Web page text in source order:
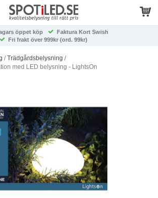
öppet köp
Faktura Kort Swish
Fri frakt över 999kr (ord. 99kr)
/Trädgårdsbelysning /
med LED belysning - LightsOn